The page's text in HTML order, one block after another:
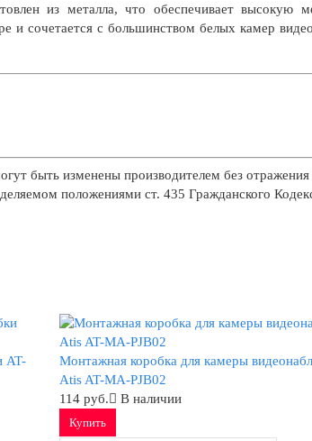
из металла, что обеспечивает высокую
и сочетается с большинством белых камер
быть изменены производителем без отражения
положениями ст. 435 Гражданского
AT-
Монтажная коробка для камеры
Atis AT-MA-PJB02
114 руб.
В наличии
Купить